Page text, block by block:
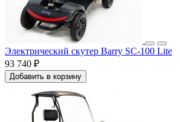
Электрический скутер Barry SC-100 Lite
93 740 ₽
Добавить в корзину